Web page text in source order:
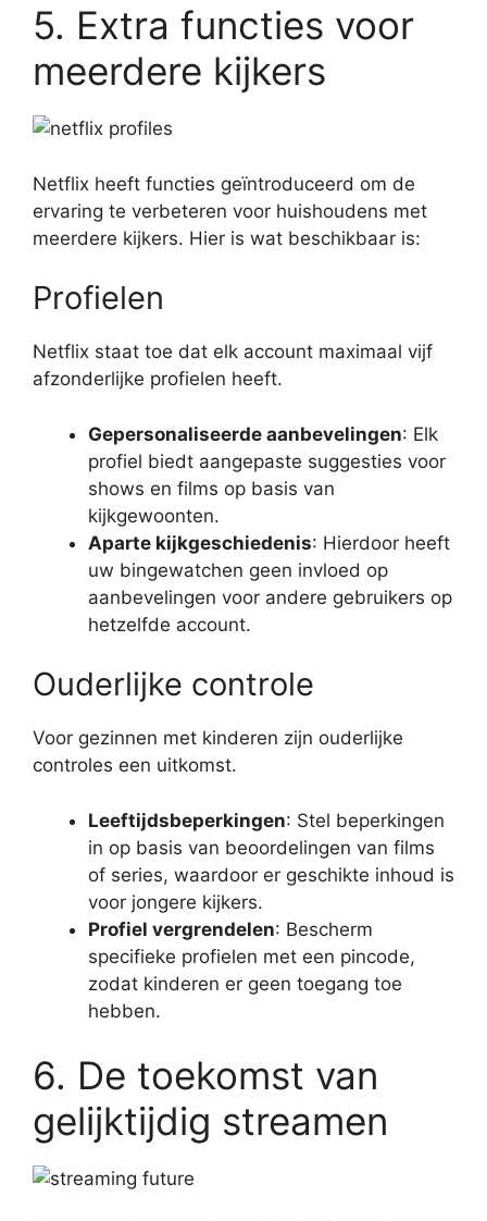
5. Extra functies voor
meerdere kijkers
Netflix heeft functies geïntroduceerd om de
ervaring te verbeteren voor huishoudens met
meerdere kijkers. Hier is wat beschikbaar is:
Profielen
Netflix staat toe dat elk account maximaal vijf
afzonderlijke profielen heeft.
Gepersonaliseerde aanbevelingen: Elk
profiel biedt aangepaste suggesties voor
shows en films op basis van
kijkgewoonten.
Aparte kijkgeschiedenis: Hierdoor heeft
uw bingewatchen geen invloed op
aanbevelingen voor andere gebruikers op
hetzelfde account.
Ouderlijke controle
Voor gezinnen met kinderen zijn ouderlijke
controles een uitkomst.
Leeftijdsbeperkingen: Stel beperkingen
in op basis van beoordelingen van films
of series, waardoor er geschikte inhoud is
voor jongere kijkers.
Profiel vergrendelen: Bescherm
specifieke profielen met een pincode,
zodat kinderen er geen toegang toe
hebben.
6. De toekomst van
gelijktijdig streamen